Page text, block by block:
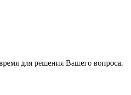
для решения Вашего вопроса.